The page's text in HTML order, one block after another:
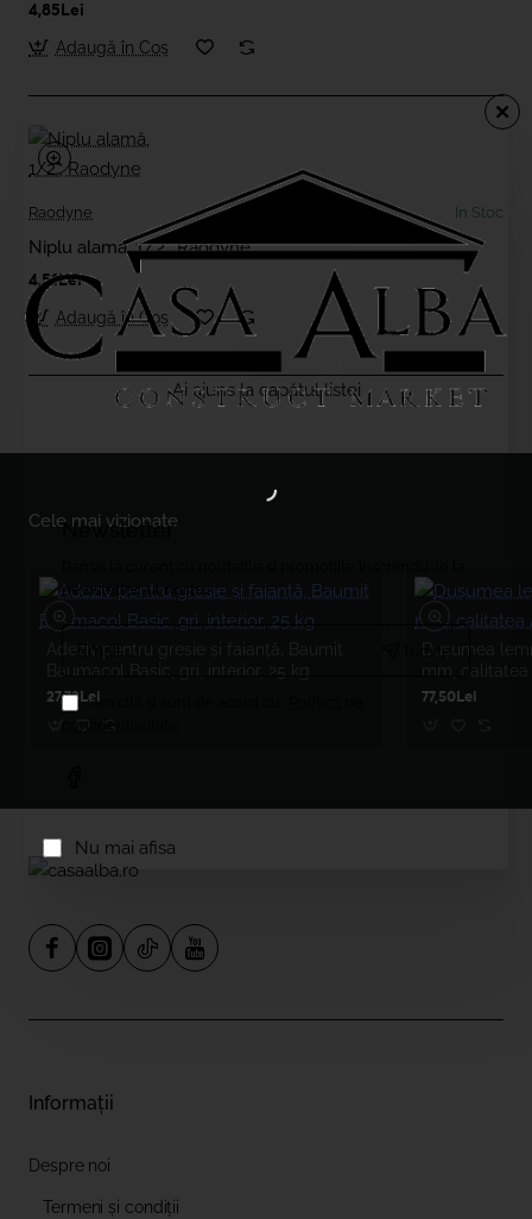
Newsletter
newsletter-ul nostru
Email....
Trimite
Am citit şi sunt de acord cu
confidențialitate
Nu mai afisa
4,85Lei
Adaugă în Coş
Raodyne In Stoc
Niplu alamă, 1/2", Raodyne
4,51Lei
Adaugă în Coş
Ai ajuns la capătul listei
Cele mai vizionate
Adeziv pentru gresie și faianță, Baumit
Baumacol Basic, gri, interior, 25 kg
27,73Lei
Dușumea
mm,
77,50Lei
Informații
Despre noi
Termeni și condiții